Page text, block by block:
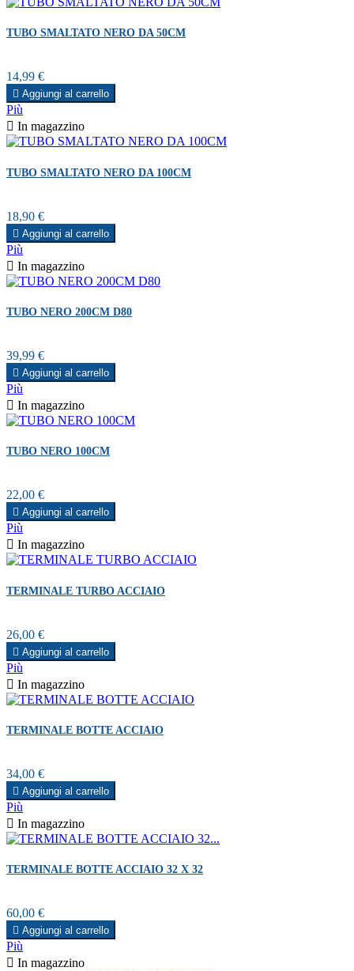
TUBO SMALTATO NERO DA 50CM
Prezzo
14,99 €
 Aggiungi al carrello
Più
 In magazzino
TUBO SMALTATO NERO DA 100CM
Prezzo
18,90 €
 Aggiungi al carrello
Più
 In magazzino
TUBO NERO 200CM D80
Prezzo
39,99 €
 Aggiungi al carrello
Più
 In magazzino
TUBO NERO 100CM
Prezzo
22,00 €
 Aggiungi al carrello
Più
 In magazzino
TERMINALE TURBO ACCIAIO
Prezzo
26,00 €
 Aggiungi al carrello
Più
 In magazzino
TERMINALE BOTTE ACCIAIO
Prezzo
34,00 €
 Aggiungi al carrello
Più
 In magazzino
TERMINALE BOTTE ACCIAIO 32 X 32
Prezzo
60,00 €
 Aggiungi al carrello
Più
 In magazzino